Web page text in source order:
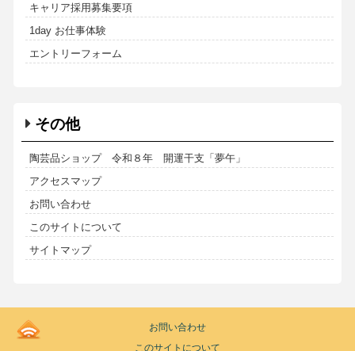
キャリア採用募集要項
1day お仕事体験
エントリーフォーム
その他
陶芸品ショップ 令和８年 開運干支「夢午」
アクセスマップ
お問い合わせ
このサイトについて
サイトマップ
Kodoen
お問い合わせ
このサイトについて